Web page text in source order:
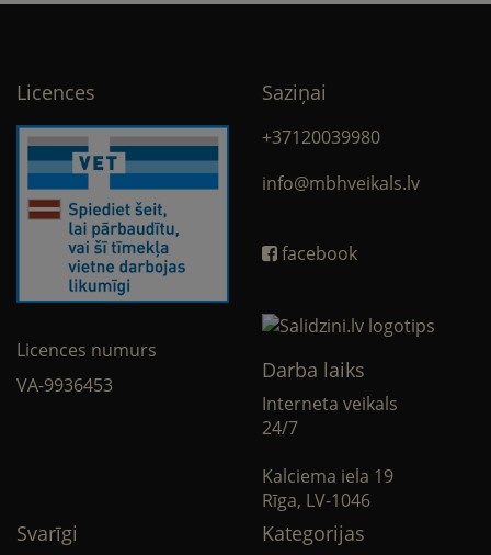
Licences
Licences numurs
VA-9936453
Saziņai
+37120039980
info@mbhveikals.lv
facebook
Darba laiks
Interneta veikals
24/7
Kalciema iela 19
Rīga, LV-1046
Svarīgi Kategorijas